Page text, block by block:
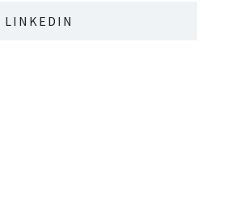
LINKEDIN